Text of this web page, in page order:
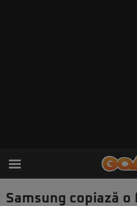
Samsung copiază